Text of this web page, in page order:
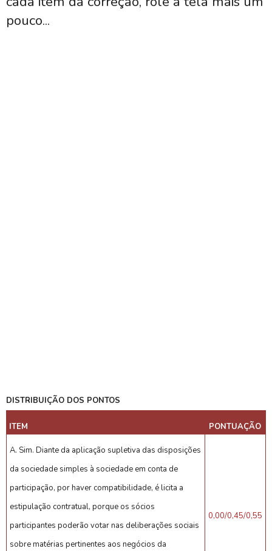
pouco...
DISTRIBUIÇÃO DOS PONTOS
ITEM PONTUAÇÃO
A. Sim. Diante da aplicação supletiva das disposições
da sociedade simples à sociedade em conta de
participação, por haver compatibilidade, é licita a
estipulação contratual, porque os sócios
participantes poderão votar nas deliberações sociais
sobre matérias pertinentes aos negócios da
0,00/0,45/0,55